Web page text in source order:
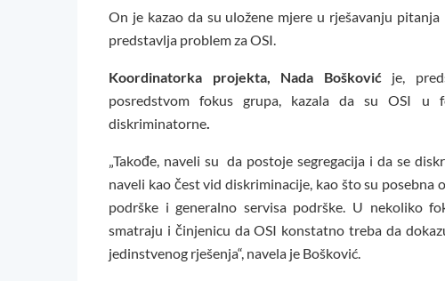
On je kazao da su uložene mjere u rješavanju
predstavlja problem za OSI.
Koordinatorka projekta, Nada Bošković je,
posredstvom fokus grupa, kazala da su OSI u
diskriminatorne.
„Takođe, naveli su da postoje segregacija i da se
naveli kao čest vid diskriminacije, kao što su
podrške i generalno servisa podrške. U nekoliko
smatraju i činjenicu da OSI konstatno treba da
jedinstvenog rješenja“, navela je Bošković.